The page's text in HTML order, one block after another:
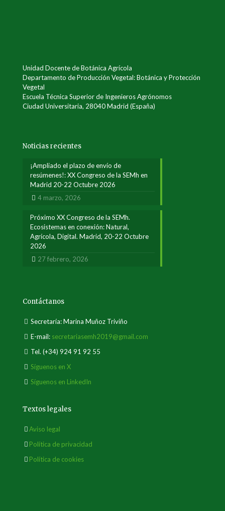
Unidad Docente de Botánica Agrícola
Departamento de Producción Vegetal: Botánica y Protección
Vegetal
Escuela Técnica Superior de Ingenieros Agrónomos
Ciudad Universitaria, 28040 Madrid (España)
Noticias recientes
¡Ampliado el plazo de envío de
resúmenes!: XX Congreso de la SEMh en
Madrid 20-22 Octubre 2026
4 marzo, 2026
Próximo XX Congreso de la SEMh.
Ecosistemas en conexión: Natural,
Agrícola, Digital. Madrid, 20-22 Octubre
2026
27 febrero, 2026
Contáctanos
Secretaría: Marina Muñoz Triviño
E-mail: secretariasemh2019@gmail.com
Tel. (+34) 924 91 92 55
Síguenos en X
Síguenos en LinkedIn
Textos legales
Aviso legal
Política de privacidad
Política de cookies